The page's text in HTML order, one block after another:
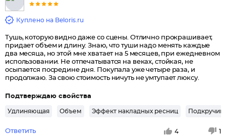
Куплено на Beloris.ru
Тушь, которую видно даже со сцены. Отлично прокрашивает,
придает объем и длину. Знаю, что туши надо менять каждые
два месяца, но этой мне хватает на 5 месяцев, при ежедневном
использовании. Не отпечатыватся на веках, стойкая, не
осыпается посредине дня. Покупала уже четыре раза, и
продолжаю. За свою стоимость ничуть не умтупает люксу.
Подтверждаю свойства
Удлиняющая Объем Эффект накладных ресниц
Ответить 4 1